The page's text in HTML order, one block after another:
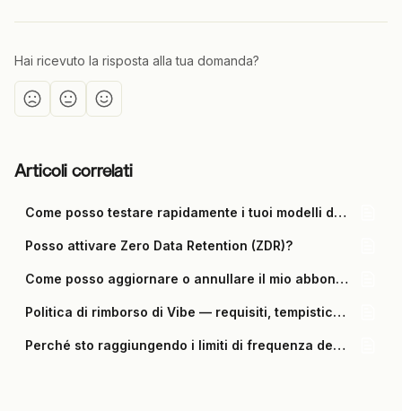
Hai ricevuto la risposta alla tua domanda?
Articoli correlati
Come posso testare rapidamente i tuoi modelli di AI?
Posso attivare Zero Data Retention (ZDR)?
Come posso aggiornare o annullare il mio abbonamento a Vibe?
Politica di rimborso di Vibe — requisiti, tempistiche e modalità
Perché sto raggiungendo i limiti di frequenza dell'API e come posso aumentarli?